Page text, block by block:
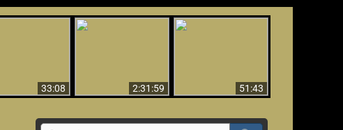
33:08 2:31:59
51:43